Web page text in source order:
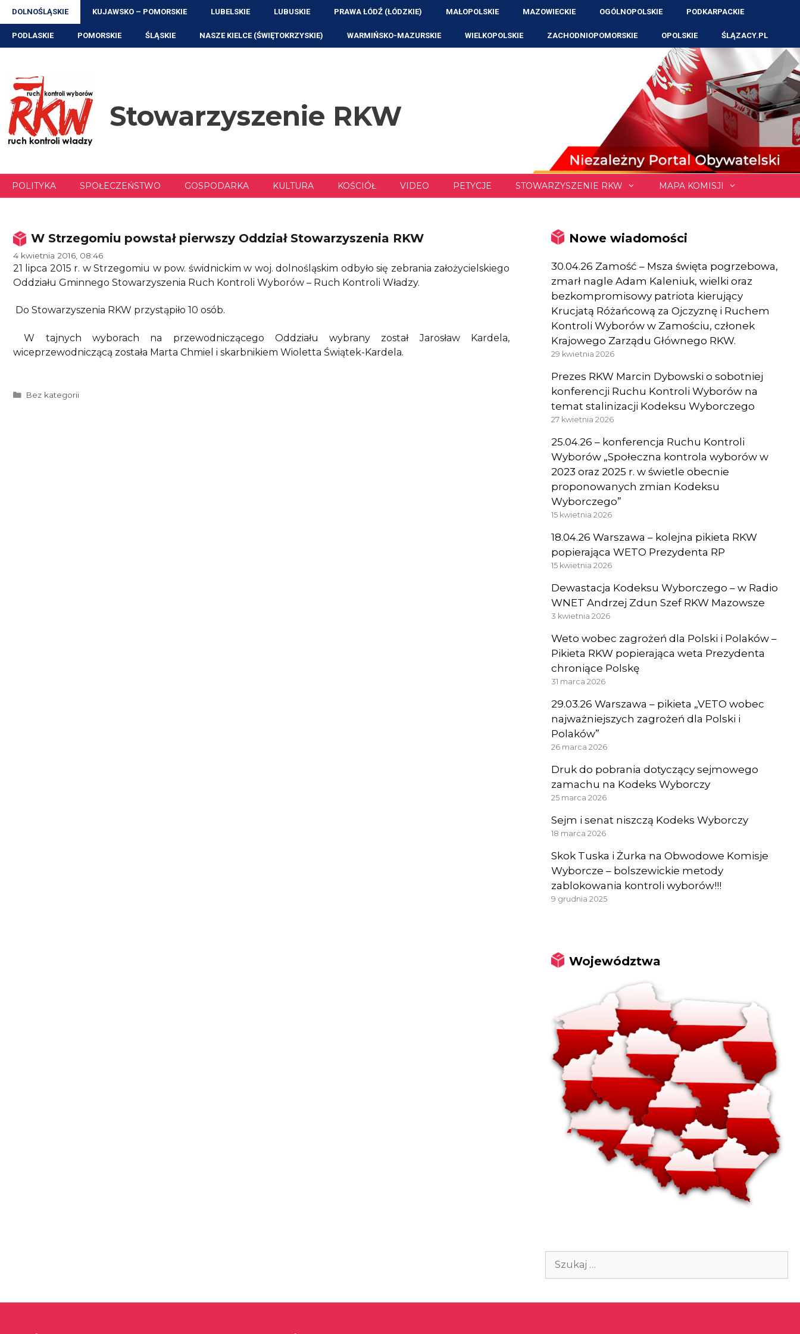
Przejdź
treści
DOLNOŚLĄSKIE KUJAWSKO – POMORSKIE LUBELSKIE LUBUSKIE PRAWA ŁÓDŹ (ŁÓDZKIE) MAŁOPOLSKIE MAZOWIECKIE OGÓLNOPOLSKIE PODKARPACKIE
PODLASKIE POMORSKIE ŚLĄSKIE NASZE KIELCE (ŚWIĘTOKRZYSKIE) WARMIŃSKO-MAZURSKIE WIELKOPOLSKIE ZACHODNIOPOMORSKIE OPOLSKIE ŚLĄZACY.PL
Stowarzyszenie RKW
POLITYKA SPOŁECZEŃSTWO GOSPODARKA KULTURA KOŚCIÓŁ VIDEO PETYCJE STOWARZYSZENIE RKW MAPA KOMISJI
W Strzegomiu powstał pierwszy Oddział Stowarzyszenia RKW
4 kwietnia 2016, 08:46
21 lipca 2015 r. w Strzegomiu w pow. świdnickim w woj. dolnośląskim odbyło się zebrania założycielskiego
Oddziału Gminnego Stowarzyszenia Ruch Kontroli Wyborów – Ruch Kontroli Władzy.
Do Stowarzyszenia RKW przystąpiło 10 osób.
W tajnych wyborach na przewodniczącego Oddziału wybrany został Jarosław Kardela,
wiceprzewodniczącą została Marta Chmiel i skarbnikiem Wioletta Świątek-Kardela.
Kategorie
Bez kategorii
Nowe wiadomości
30.04.26 Zamość – Msza święta pogrzebowa,
zmarł nagle Adam Kaleniuk, wielki oraz
bezkompromisowy patriota kierujący
Krucjatą Różańcową za Ojczyznę i Ruchem
Kontroli Wyborów w Zamościu, członek
Krajowego Zarządu Głównego RKW.
29 kwietnia 2026
Prezes RKW Marcin Dybowski o sobotniej
konferencji Ruchu Kontroli Wyborów na
temat stalinizacji Kodeksu Wyborczego
27 kwietnia 2026
25.04.26 – konferencja Ruchu Kontroli
Wyborów „Społeczna kontrola wyborów w
2023 oraz 2025 r. w świetle obecnie
proponowanych zmian Kodeksu
Wyborczego”
15 kwietnia 2026
18.04.26 Warszawa – kolejna pikieta RKW
popierająca WETO Prezydenta RP
15 kwietnia 2026
Dewastacja Kodeksu Wyborczego – w Radio
WNET Andrzej Zdun Szef RKW Mazowsze
3 kwietnia 2026
Weto wobec zagrożeń dla Polski i Polaków –
Pikieta RKW popierająca weta Prezydenta
chroniące Polskę
31 marca 2026
29.03.26 Warszawa – pikieta „VETO wobec
najważniejszych zagrożeń dla Polski i
Polaków”
26 marca 2026
Druk do pobrania dotyczący sejmowego
zamachu na Kodeks Wyborczy
25 marca 2026
Sejm i senat niszczą Kodeks Wyborczy
18 marca 2026
Skok Tuska i Żurka na Obwodowe Komisje
Wyborcze – bolszewickie metody
zablokowania kontroli wyborów!!!
9 grudnia 2025
Województwa
Szukaj: